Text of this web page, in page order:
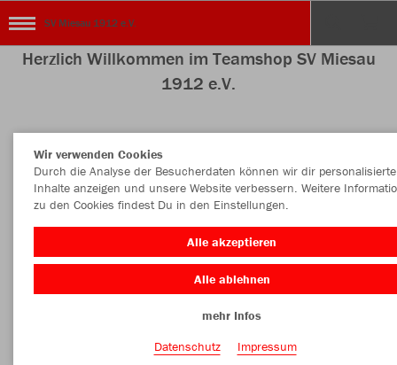
SV Miesau 1912 e.V.
Herzlich Willkommen im Teamshop SV Miesau
1912 e.V.
Nachhaltig Farbe
Wir verwenden Cookies
Durch die Analyse der Besucherdaten können wir dir personalisierte
Inhalte anzeigen und unsere Website verbessern. Weitere
zu den Cookies findest Du in den Einstellungen.
Alle akzeptieren
Alle ablehnen
mehr Infos
Datenschutz
Impressum